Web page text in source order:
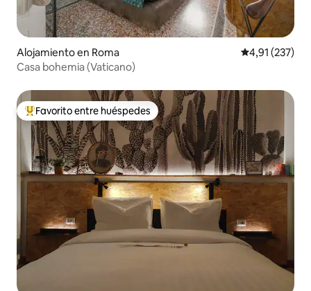
Alojamiento en Roma Calificación
4,91 (237)
Casa bohemia (Vaticano)
Favorito entre los huéspedes más destacados
Favorito entre huéspedes